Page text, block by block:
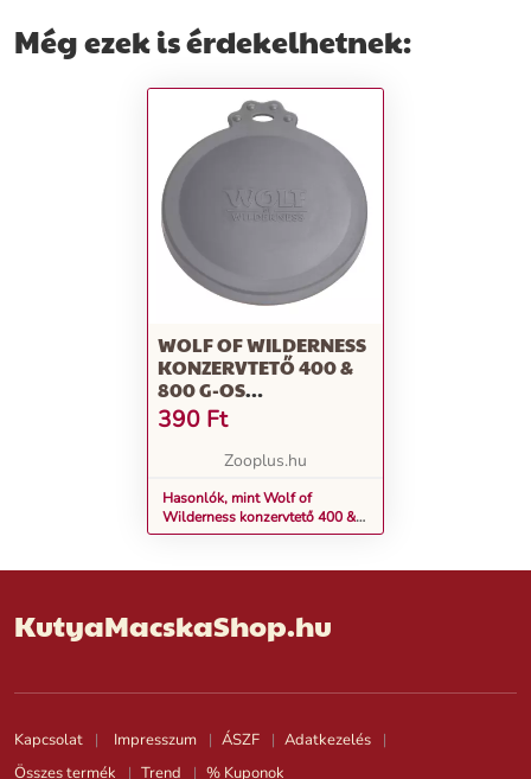
Még ezek is érdekelhetnek:
WOLF OF WILDERNESS
KONZERVTETŐ 400 &
800 G-OS
KONZERVEKRE
390 Ft
Zooplus.hu
Hasonlók, mint Wolf of
Wilderness konzervtető 400 &
800 g-os konzervekre
KutyaMacskaShop.hu
Kapcsolat Impresszum ÁSZF
Adatkezelés
Összes termék
Trend % Kuponok